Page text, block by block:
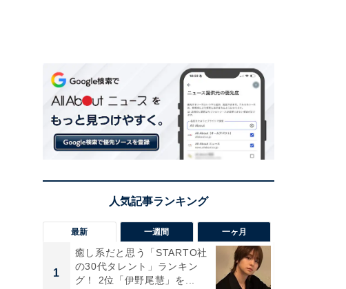
最新 一週間 一ヶ月
1
癒し系だと思う「STARTO社
の30代タレント」ランキン
グ！ 2位「伊野尾慧」を...